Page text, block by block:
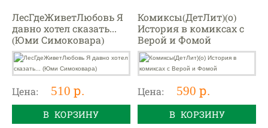
ЛесГдеЖиветЛюбовь Я
давно хотел сказать...
(Юми Симоковара)
Цена: 510 р.
В КОРЗИНУ
Комиксы(ДетЛит)(о)
История в комиксах с
Верой и Фомой
Цена: 590 р.
В КОРЗИНУ